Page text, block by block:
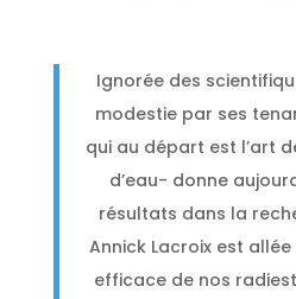
Ignorée des
modestie par ses
qui au départ est l’art
d’eau- donne
résultats dans la
Annick Lacroix est
efficace de nos